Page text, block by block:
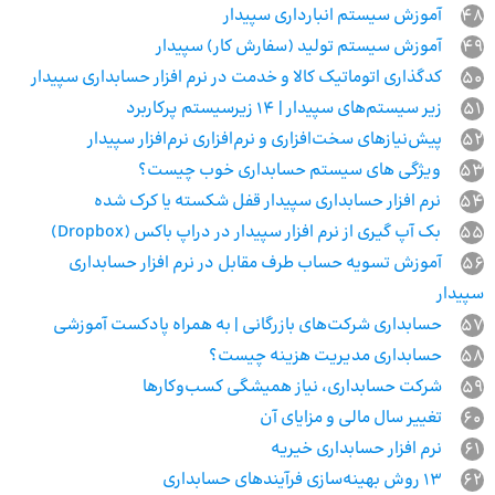
48
آموزش سیستم انبارداری سپیدار
49
آموزش سیستم تولید (سفارش کار) سپیدار
50
کدگذاری اتوماتیک کالا و خدمت در نرم افزار حسابداری سپیدار
51
زیر سیستم‌های سپیدار | 14 زیرسیستم پرکاربرد
52
پیش‌نیازهای سخت‌افزاری و نرم‌افزاری نرم‌افزار سپیدار
53
ویژگی های سیستم حسابداری خوب چیست؟
54
نرم افزار حسابداری سپیدار قفل شکسته یا کرک شده
55
بک آپ گیری از نرم افزار سپیدار در دراپ باکس (Dropbox)
56
آموزش تسویه حساب طرف مقابل در نرم افزار حسابداری
سپیدار
57
حسابداری شرکت‌های بازرگانی | به همراه پادکست آموزشی
58
حسابداری مدیریت هزینه چیست؟
59
شرکت حسابداری، نیاز همیشگی کسب‌وکارها
60
تغییر سال مالی و مزایای آن
61
نرم افزار حسابداری خیریه
62